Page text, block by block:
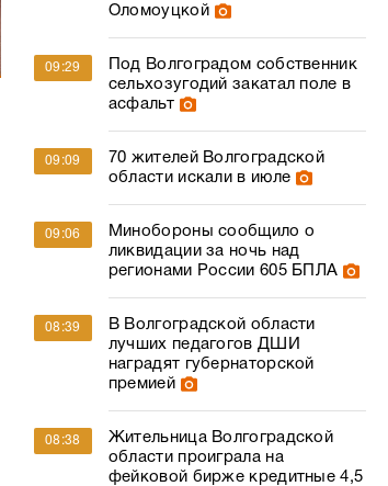
Оломоуцкой
09:29
Под Волгоградом собственник
сельхозугодий закатал поле в
асфальт
09:09
70 жителей Волгоградской
области искали в июле
09:06
Минобороны сообщило о
ликвидации за ночь над
регионами России 605 БПЛА
08:39
В Волгоградской области
лучших педагогов ДШИ
наградят губернаторской
премией
08:38
Жительница Волгоградской
области проиграла на
фейковой бирже кредитные 4,5